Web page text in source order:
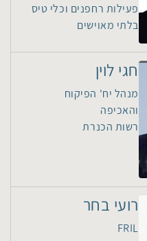
פעילות רחפנים וכלי טיס
בלתי מאוישים
חגי לוין
מנהל יח' הפיקוח
והאכיפה
רשות הכנרת
רועי בחר
FRIL